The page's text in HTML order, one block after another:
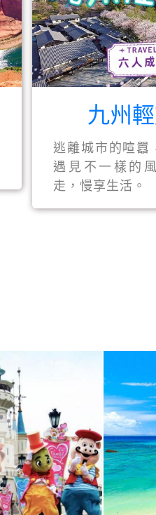
九州
逃離城市的喧囂
遇見不一樣的
走，慢享生活。